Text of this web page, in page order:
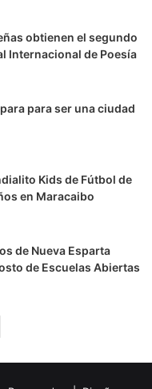
obtienen el segundo
Internacional de Poesía
para ser una ciudad
Kids de Fútbol de
en Maracaibo
de Nueva Esparta
de Escuelas Abiertas